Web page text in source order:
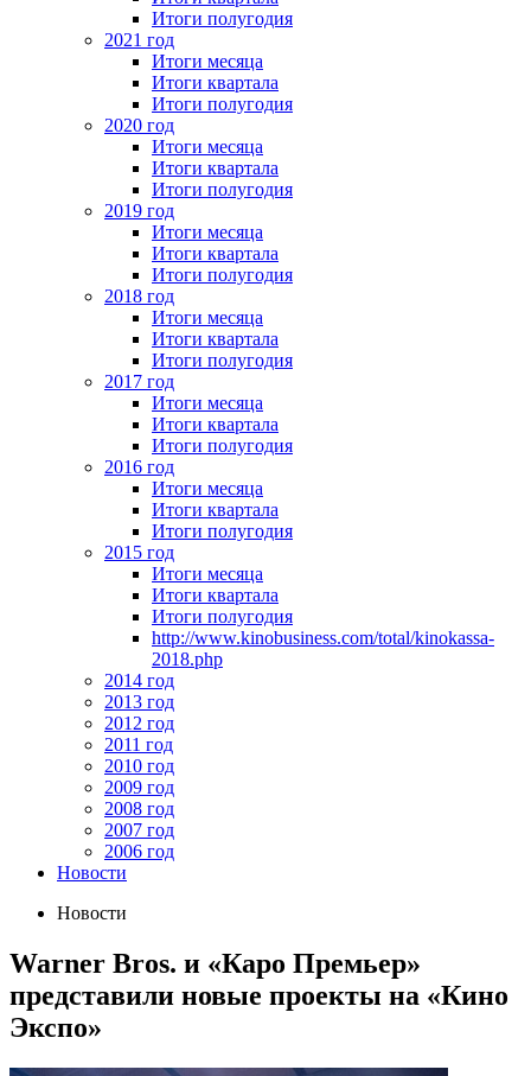
Итоги полугодия
2021 год
Итоги месяца
Итоги квартала
Итоги полугодия
2020 год
Итоги месяца
Итоги квартала
Итоги полугодия
2019 год
Итоги месяца
Итоги квартала
Итоги полугодия
2018 год
Итоги месяца
Итоги квартала
Итоги полугодия
2017 год
Итоги месяца
Итоги квартала
Итоги полугодия
2016 год
Итоги месяца
Итоги квартала
Итоги полугодия
2015 год
Итоги месяца
Итоги квартала
Итоги полугодия
http://www.kinobusiness.com/total/kinokassa-
2018.php
2014 год
2013 год
2012 год
2011 год
2010 год
2009 год
2008 год
2007 год
2006 год
Новости
Новости
Warner Bros. и «Каро Премьер»
представили новые проекты на «Кино
Экспо»